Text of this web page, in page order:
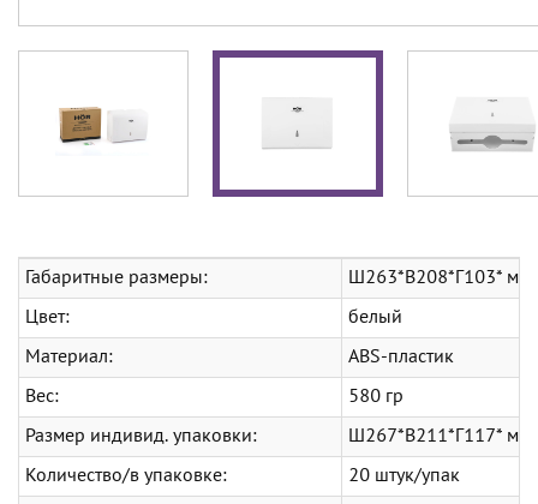
Габаритные размеры: Ш263*В208*Г103* мм
Цвет: белый
Материал: ABS-пластик
Вес: 580 гр
Размер индивид. упаковки: Ш267*В211*Г117* мм
Количество/в упаковке: 20 штук/упак